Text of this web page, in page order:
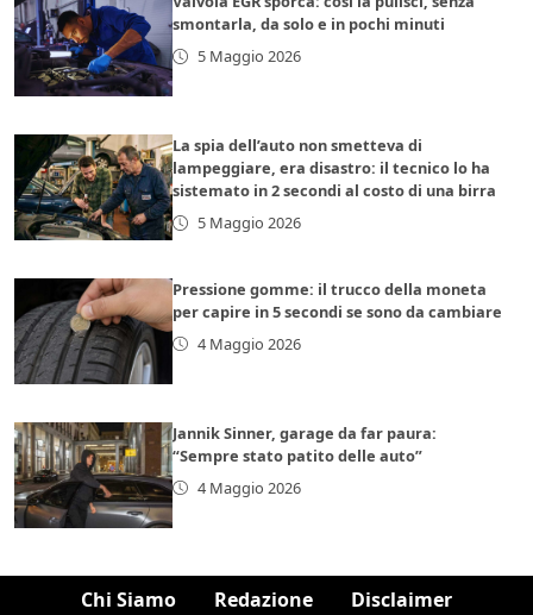
smontarla, da solo e in pochi minuti
5 Maggio 2026
La spia dell’auto non smetteva di
lampeggiare, era disastro: il tecnico lo ha
sistemato in 2 secondi al costo di una birra
5 Maggio 2026
Pressione gomme: il trucco della moneta
per capire in 5 secondi se sono da cambiare
4 Maggio 2026
Jannik Sinner, garage da far paura:
“Sempre stato patito delle auto”
4 Maggio 2026
Chi Siamo Redazione Disclaimer